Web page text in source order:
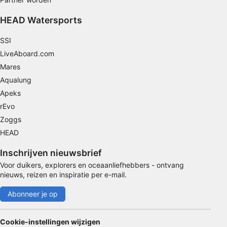
HEAD Watersports
SSI
LiveAboard.com
Mares
Aqualung
Apeks
rEvo
Zoggs
HEAD
Inschrijven nieuwsbrief
Voor duikers, explorers en oceaanliefhebbers - ontvang
nieuws, reizen en inspiratie per e-mail.
Abonneer je op
Cookie-instellingen wijzigen
Publieksgroepen begrijpen aan de hand van
verschillende bronnen
Diensten ontwikkelen en verbeteren
selecteren
Speciale functies van IAB:
Precieze geolocatiegegevens gebruiken
Apparaten identificeren op basis van actief
Niet-IAB-verwerkingsdoeleinden: